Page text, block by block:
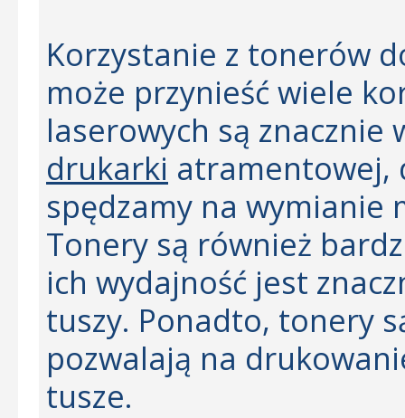
Korzystanie z tonerów
może przynieść wiele
laserowych są
drukarki atramentowej,
spędzamy na wymianie
Tonery są również
ich wydajność jest
tuszy. Ponadto, tonery
pozwalają na
tusze.